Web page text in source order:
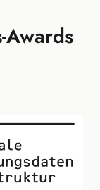
Awards